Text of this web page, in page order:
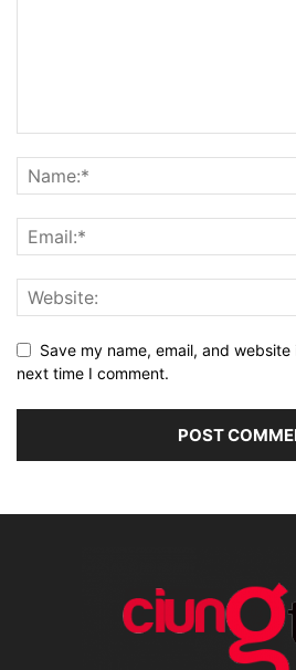
Save my name, email, and
next time I comment.